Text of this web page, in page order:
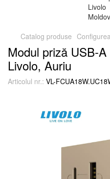
Catalog produse
Modul priză USB-
Livolo, Auriu
Articolul nr.: VL-